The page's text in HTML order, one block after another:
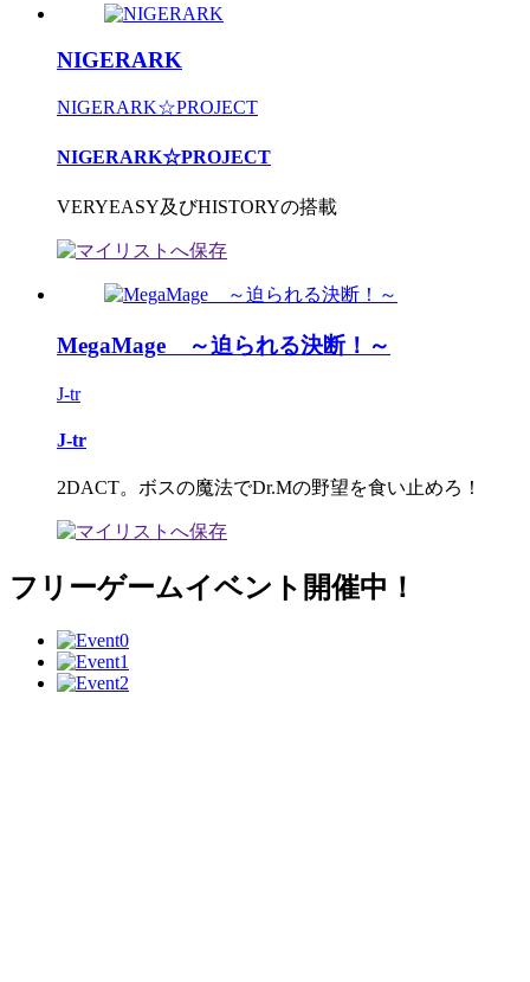
NIGERARK
NIGERARK☆PROJECT
NIGERARK☆PROJECT
VERYEASY及びHISTORYの搭載
MegaMage ～迫られる決断！～
J-tr
J-tr
2DACT。ボスの魔法でDr.Mの野望を食い止めろ！
フリーゲームイベント開催中！